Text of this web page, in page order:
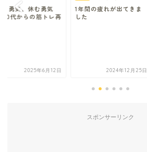
る勇気、休む勇気
代からの筋トレ再
2025年6月12日
1年間の疲れが出てきま
した
2024年12月25日
スポンサーリンク